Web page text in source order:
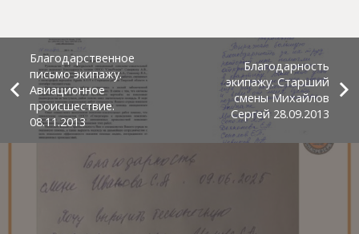
Благодарственное
письмо экипажу.
Авиационное
происшествие.
08.11.2013
Благодарность
экипажу. Старший
смены Михайлов
Сергей 28.09.2013